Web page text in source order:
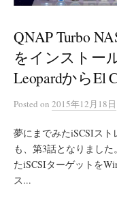
QNAP Turbo
をインストー
LeopardからEl
Posted on 2015年12月18日
夢にまでみたiSCSIス
も、第3話となりました
たiSCSIターゲットを
ス...